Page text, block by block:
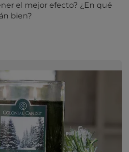
el mejor efecto? ¿En qué
bien?